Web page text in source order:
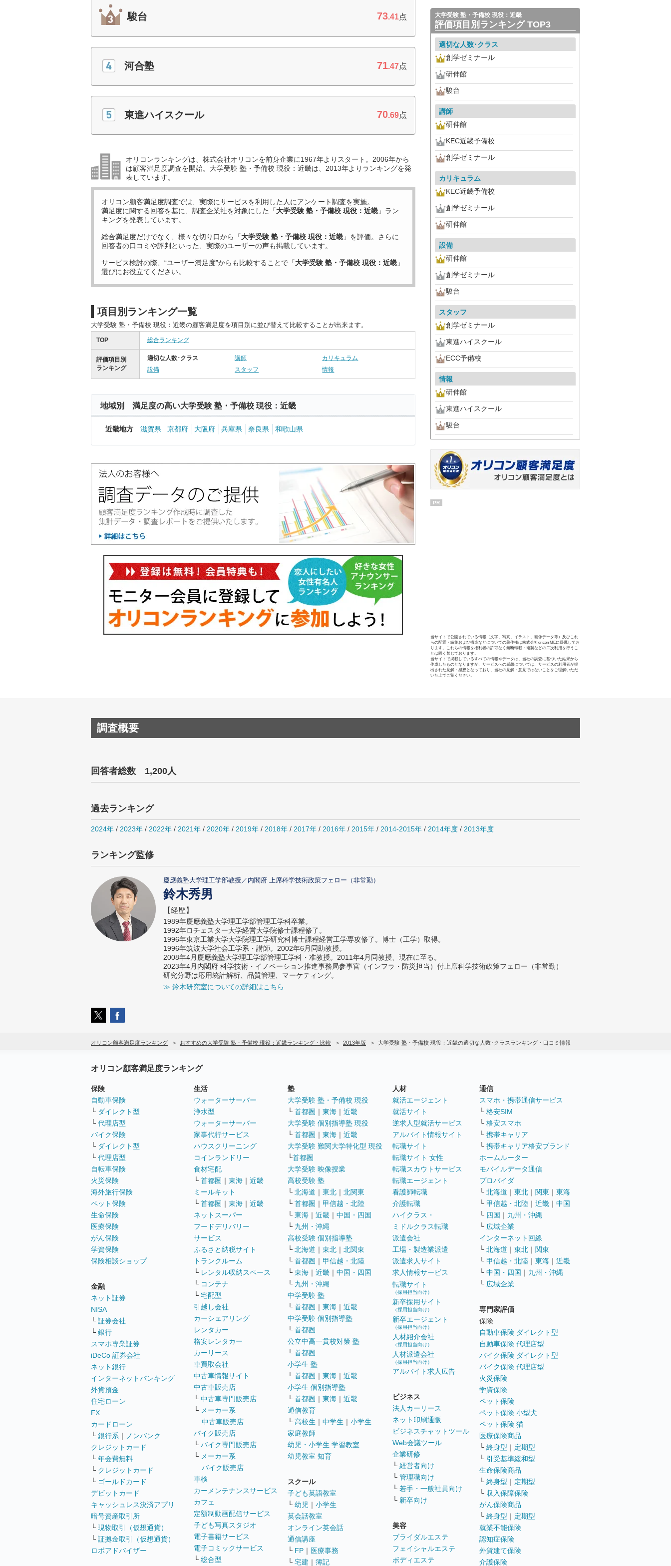
駿台 73.41点
河合塾 71.47点
東進ハイスクール 70.69点
オリコンランキングは、株式会社オリコンを前身企業に1967年よりスタート。2006年から
は顧客満足度調査を開始。大学受験 塾・予備校 現役：近畿は、2013年よりランキングを発
表しています。
オリコン顧客満足度調査では、実際にサービスを利用した 人にアンケート調査を実施。
満足度に関する回答を基に、調査企業社を対象にした「大学受験 塾・予備校 現役：近畿 」ラン
キングを発表しています。
総合満足度だけでなく、様々な切り口から「大学受験 塾・予備校 現役：近畿 」を評価。さらに
回答者の口コミや評判といった、実際のユーザーの声も掲載しています。
サービス検討の際、“ユーザー満足度”からも比較することで「大学受験 塾・予備校 現役：近畿 」
選びにお役立てください。
項目別ランキング一覧
大学受験 塾・予備校 現役：近畿の顧客満足度を項目別に並び替えて比較することが出来ます。
TOP 総合ランキング
評価項目別
ランキング
適切な人数･クラス 講師
カリキュラム
設備
スタッフ 情報
地域別 満足度の高い大学受験 塾・予備校 現役：近畿
近畿地方 滋賀県 京都府 大阪府 兵庫県 奈良県 和歌山県
大学受験 塾・予備校 現役：近畿
評価項目別ランキング TOP3
適切な人数･クラス
創学ゼミナール
研伸館
駿台
講師
研伸館
KEC近畿予備校
創学ゼミナール
カリキュラム
KEC近畿予備校
創学ゼミナール
研伸館
設備
研伸館
創学ゼミナール
駿台
スタッフ
創学ゼミナール
東進ハイスクール
ECC予備校
情報
研伸館
東進ハイスクール
駿台
PR
当サイトで公開されている情報（文字、写真、イラスト、画像データ等）及びこれ
らの配置・編集および構造などについての著作権は株式会社oricon MEに帰属してお
ります。これらの情報を権利者の許可なく無断転載・複製などの二次利用を行うこ
とは固く禁じております。
当サイトで掲載しているすべての情報やデータは、当社の調査に基づいた結果から
作成したものとなりますが、サービスへの感想については、サービスの利用者が提
出された見解・感想となっており、当社の見解・意見ではないことをご理解いただ
いた上でご覧ください。
調査概要
回答者総数 1,200人
過去ランキング
2024年 / 2023年 / 2022年 / 2021年 / 2020年 / 2019年 / 2018年 / 2017年 / 2016年 / 2015年 / 2014-2015年 / 2014年度 / 2013年度
ランキング監修
慶應義塾大学理工学部教授／内閣府 上席科学技術政策フェロー（非常勤）
鈴木秀男
【経歴】
1989年慶應義塾大学理工学部管理工学科卒業。
1992年ロチェスター大学経営大学院修士課程修了。
1996年東京工業大学大学院理工学研究科博士課程経営工学専攻修了。博士（工学）取得。
1996年筑波大学社会工学系・講師。2002年6月同助教授。
2008年4月慶應義塾大学理工学部管理工学科・准教授。2011年4月同教授、現在に至る。
2023年4月内閣府 科学技術・イノベーション推進事務局参事官（インフラ・防災担当）付上席科学技術政策フェロー（非常勤）
研究分野は応用統計解析、品質管理、マーケティング。
≫ 鈴木研究室についての詳細はこちら
オリコン顧客満足度ランキング おすすめの大学受験 塾・予備校 現役：近畿ランキング・比較 2013年版 大学受験 塾・予備校 現役：近畿の適切な人数･クラスランキング・口コミ情報
オリコン顧客満足度ランキング
保険
自動車保険
└ ダイレクト型
└ 代理店型
バイク保険
└ ダイレクト型
└ 代理店型
自転車保険
火災保険
海外旅行保険
ペット保険
生命保険
医療保険
がん保険
学資保険
保険相談ショップ
金融
ネット証券
NISA
└ 証券会社
└ 銀行
スマホ専業証券
iDeCo 証券会社
ネット銀行
インターネットバンキング
外貨預金
住宅ローン
FX
カードローン
└ 銀行系 ｜ ノンバンク
クレジットカード
└ 年会費無料
└ クレジットカード
└ ゴールドカード
デビットカード
キャッシュレス決済アプリ
暗号資産取引所
└ 現物取引（仮想通貨）
└ 証拠金取引（仮想通貨）
ロボアドバイザー
生活
ウォーターサーバー
浄水型
ウォーターサーバー
家事代行サービス
ハウスクリーニング
コインランドリー
食材宅配
└ 首都圏 ｜ 東海 ｜ 近畿
ミールキット
└ 首都圏 ｜ 東海 ｜ 近畿
ネットスーパー
フードデリバリー
サービス
ふるさと納税サイト
トランクルーム
└ レンタル収納スペース
└ コンテナ
└ 宅配型
引越し会社
カーシェアリング
レンタカー
格安レンタカー
カーリース
車買取会社
中古車情報サイト
中古車販売店
└ 中古車専門販売店
└ メーカー系
中古車販売店
バイク販売店
└ バイク専門販売店
└ メーカー系
バイク販売店
車検
カーメンテナンスサービス
カフェ
定額制動画配信サービス
子ども写真スタジオ
電子書籍サービス
電子コミックサービス
└ 総合型
塾
大学受験 塾・予備校 現役
└ 首都圏 ｜ 東海 ｜ 近畿
大学受験 個別指導塾 現役
└ 首都圏 ｜ 東海 ｜ 近畿
大学受験 難関大学特化型 現役
└首都圏
大学受験 映像授業
高校受験 塾
└ 北海道 ｜ 東北 ｜ 北関東
└ 首都圏 ｜ 甲信越・北陸
└ 東海 ｜ 近畿 ｜ 中国・四国
└ 九州・沖縄
高校受験 個別指導塾
└ 北海道 ｜ 東北 ｜ 北関東
└ 首都圏 ｜ 甲信越・北陸
└ 東海 ｜ 近畿 ｜ 中国・四国
└ 九州・沖縄
中学受験 塾
└ 首都圏 ｜ 東海 ｜ 近畿
中学受験 個別指導塾
└ 首都圏
公立中高一貫校対策 塾
└ 首都圏
小学生 塾
└ 首都圏 ｜ 東海 ｜ 近畿
小学生 個別指導塾
└ 首都圏 ｜ 東海 ｜ 近畿
通信教育
└ 高校生 ｜ 中学生 ｜ 小学生
家庭教師
幼児・小学生 学習教室
幼児教室 知育
スクール
子ども英語教室
└ 幼児 ｜ 小学生
英会話教室
オンライン英会話
通信講座
└ FP ｜ 医療事務
└ 宅建 ｜ 簿記
人材
就活エージェント
就活サイト
逆求人型就活サービス
アルバイト情報サイト
転職サイト
転職サイト 女性
転職スカウトサービス
転職エージェント
看護師転職
介護転職
ハイクラス・
ミドルクラス転職
派遣会社
工場・製造業派遣
派遣求人サイト
求人情報サービス
転職サイト
（採用担当向け）
新卒採用サイト
（採用担当向け）
新卒エージェント
（採用担当向け）
人材紹介会社
（採用担当向け）
人材派遣会社
（採用担当向け）
アルバイト求人広告
ビジネス
法人カーリース
ネット印刷通販
ビジネスチャットツール
Web会議ツール
企業研修
└ 経営者向け
└ 管理職向け
└ 若手・一般社員向け
└ 新卒向け
美容
ブライダルエステ
フェイシャルエステ
ボディエステ
通信
スマホ・携帯通信サービス
└ 格安SIM
└ 格安スマホ
└ 携帯キャリア
└ 携帯キャリア格安ブランド
ホームルーター
モバイルデータ通信
プロバイダ
└ 北海道 ｜ 東北 ｜ 関東 ｜ 東海
└ 甲信越・北陸 ｜ 近畿 ｜ 中国
└ 四国 ｜ 九州・沖縄
└ 広域企業
インターネット回線
└ 北海道 ｜ 東北 ｜ 関東
└ 甲信越・北陸 ｜ 東海 ｜ 近畿
└ 中国・四国 ｜ 九州・沖縄
└ 広域企業
専門家評価
保険
自動車保険 ダイレクト型
自動車保険 代理店型
バイク保険 ダイレクト型
バイク保険 代理店型
火災保険
学資保険
ペット保険
ペット保険 小型犬
ペット保険 猫
医療保険商品
└ 終身型 ｜ 定期型
└ 引受基準緩和型
生命保険商品
└ 終身型 ｜ 定期型
└ 収入保障保険
がん保険商品
└ 終身型 ｜ 定期型
就業不能保険
認知症保険
外貨建て保険
介護保険